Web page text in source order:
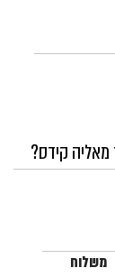
קידס?
משלוח